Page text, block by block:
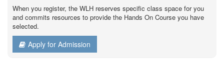
When you register, the WLH reserves specific class space for you
and commits resources to provide the Hands On Course you have
selected.
Apply for Admission